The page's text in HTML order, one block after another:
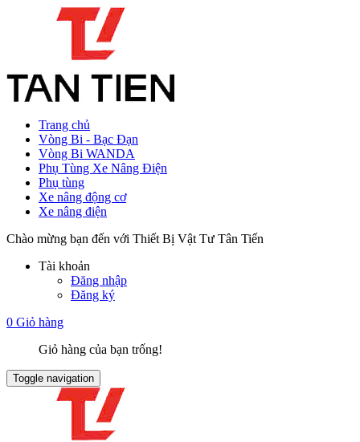
Trang chủ
Vòng Bi - Bạc Đạn
Vòng Bi WANDA
Phụ Tùng Xe Nâng Điện
Phụ tùng
Xe nâng động cơ
Xe nâng điện
Chào mừng bạn đến với Thiết Bị Vật Tư Tân Tiến
Tài khoản
Đăng nhập
Đăng ký
0 Giỏ hàng
Giỏ hàng của bạn trống!
Toggle navigation